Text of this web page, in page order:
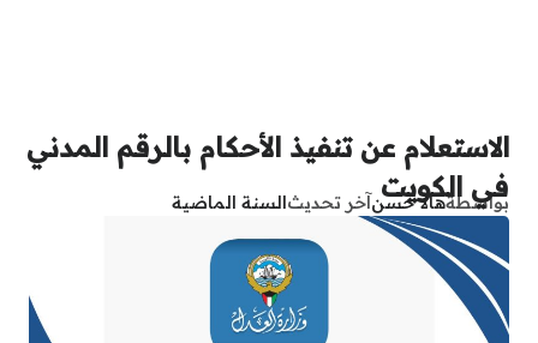
الاستعلام عن تنفيذ الأحكام بالرقم المدني
في الكويت
بواسطةهالا حسنآخر تحديثالسنة الماضية